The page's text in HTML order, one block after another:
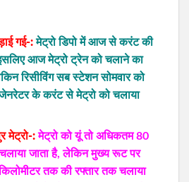
गई-: मेट्रो डिपो में आज से करंट की
आज मेट्रो ट्रेन को चलाने का
रिसीविंग सब स्टेशन सोमवार को
के करंट से मेट्रो को चलाया
मेट्रो-: मेट्रो को यूं तो अधिकतम 80
चलाया जाता है, लेकिन मुख्य रूट पर
तक की रफ्तार तक चलाया